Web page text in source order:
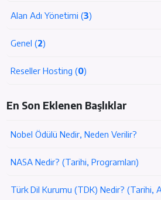
Alan Adı Yönetimi (3)
Genel (2)
Reseller Hosting (0)
En Son Eklenen Başlıklar
Nobel Ödülü Nedir, Neden Verilir?
NASA Nedir? (Tarihi, Programları)
Türk Dil Kurumu (TDK) Nedir? (Tarihi,